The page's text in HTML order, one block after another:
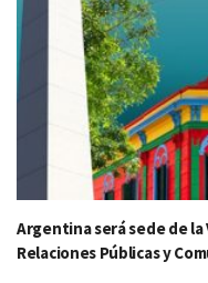
Argentina será sede de
Relaciones Públicas y